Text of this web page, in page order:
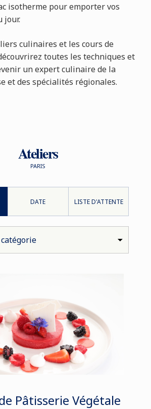
isotherme pour emporter vos
jour.
culinaires et les cours de
toutes les techniques et
un expert culinaire de la
et des spécialités régionales.
Ateliers
PARIS
DATE LISTE D'ATTENTE
Pâtisserie Végétale